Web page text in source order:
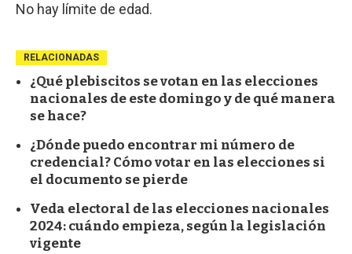
No hay límite de edad.
RELACIONADAS
¿Qué plebiscitos se votan en las elecciones
nacionales de este domingo y de qué manera
se hace?
¿Dónde puedo encontrar mi número de
credencial? Cómo votar en las elecciones si
el documento se pierde
Veda electoral de las elecciones nacionales
2024: cuándo empieza, según la legislación
vigente